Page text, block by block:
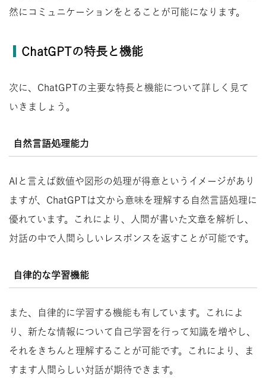
然にコミュニケーションをとることが可能になります。
ChatGPTの特長と機能
次に、ChatGPTの主要な特長と機能について詳しく見て
いきましょう。
自然言語処理能力
AIと言えば数値や図形の処理が得意というイメージがあり
ますが、ChatGPTは文から意味を理解する自然言語処理に
優れています。これにより、人間が書いた文章を解析し、
対話の中で人間らしいレスポンスを返すことが可能です。
自律的な学習機能
また、自律的に学習する機能も有しています。これによ
り、新たな情報について自己学習を行って知識を増やし、
それをきちんと理解することが可能です。これにより、ま
すます人間らしい対話が期待できます。